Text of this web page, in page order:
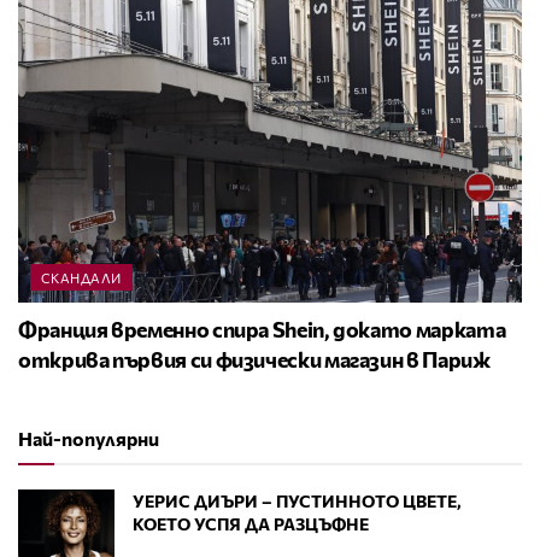
СКАНДАЛИ
Франция временно спира Shein, докато марката
открива първия си физически магазин в Париж
Най-популярни
УЕРИС ДИЪРИ – ПУСТИННОТО ЦВЕТЕ,
КОЕТО УСПЯ ДА РАЗЦЪФНЕ